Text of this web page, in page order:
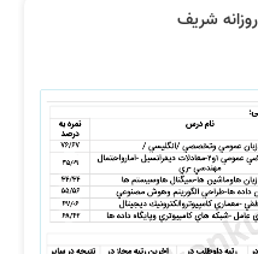
از پایه ضعیف تا شریف
شریف